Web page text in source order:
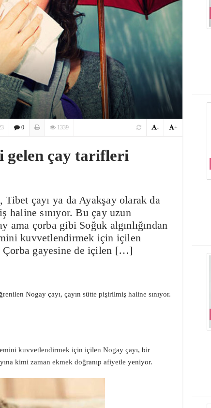
0 1339 +
-
gelen çay tarifleri
Tibet çayı ya da Ayakşay olarak da
haline sınıyor. Bu çay uzun
ama çorba gibi Soğuk algınlığından
kuvvetlendirmek için içilen
Çorba gayesine de içilen […]
Nogay çayı, çayın sütte pişirilmiş haline sınıyor.
kuvvetlendirmek için içilen Nogay çayı, bir
kimi zaman ekmek doğranıp afiyetle yeniyor.